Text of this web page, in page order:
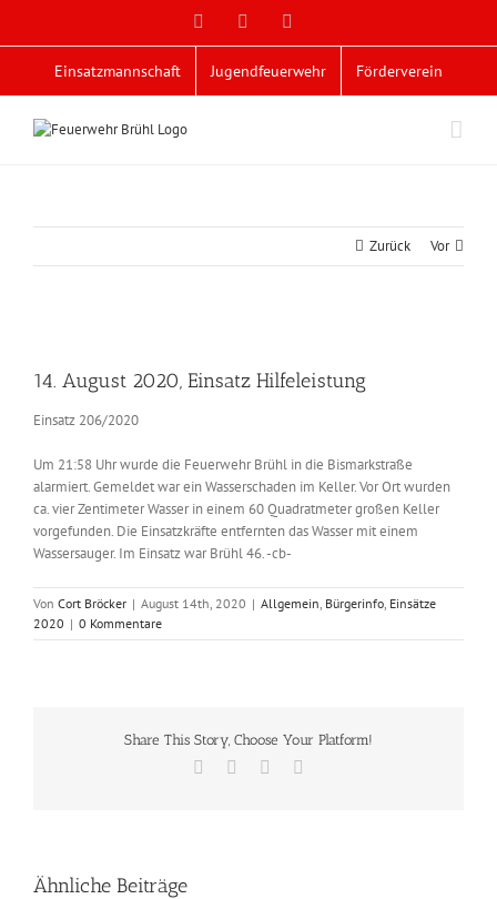
Facebook
Einsatzmannschaft Jugendfeuerwehr Förderverein
Zurück Vor
Bild
14. August 2020, Einsatz Hilfeleistung
Einsatz 206/2020
Um 21:58 Uhr wurde die Feuerwehr Brühl in die Bismarkstraße
alarmiert. Gemeldet war ein Wasserschaden im Keller. Vor Ort wurden
ca. vier Zentimeter Wasser in einem 60 Quadratmeter großen Keller
vorgefunden. Die Einsatzkräfte entfernten das Wasser mit einem
Wassersauger. Im Einsatz war Brühl 46. -cb-
Von Cort Bröcker | August 14th, 2020 | Allgemein, Bürgerinfo, Einsätze
2020 | 0 Kommentare
Share This Story, Choose Your Platform!
Facebook
Ähnliche Beiträge